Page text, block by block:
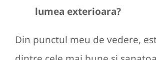
lumea exterioara?
Din punctul meu de vedere,